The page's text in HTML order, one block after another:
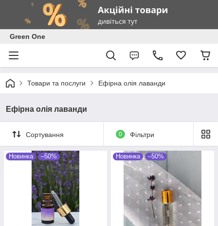
Green One
Товари та послуги Ефірна олія лаванди
Ефірна олія лаванди
Сортування 0 Фільтри
Новинка –50% Новинка –50%